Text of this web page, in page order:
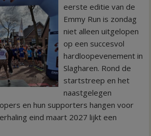
eerste editie van de
Emmy Run is zondag
niet alleen uitgelopen
op een succesvol
hardloopevenement in
Slagharen. Rond de
startstreep en het
naastgelegen
en hun supporters hangen voor
eind maart 2027 lijkt een